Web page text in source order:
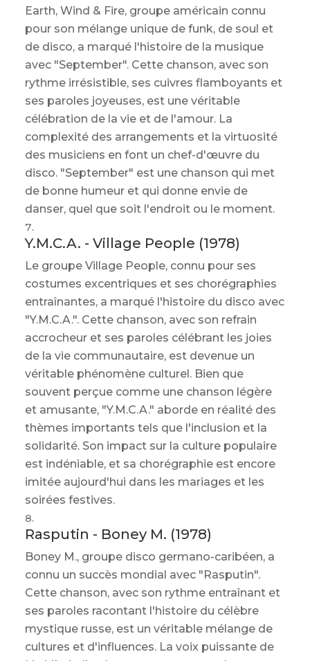
Earth, Wind & Fire, groupe américain connu
pour son mélange unique de funk, de soul et
de disco, a marqué l'histoire de la musique
avec "September". Cette chanson, avec son
rythme irrésistible, ses cuivres flamboyants et
ses paroles joyeuses, est une véritable
célébration de la vie et de l'amour. La
complexité des arrangements et la virtuosité
des musiciens en font un chef-d'œuvre du
disco. "September" est une chanson qui met
de bonne humeur et qui donne envie de
danser, quel que soit l'endroit ou le moment.
Y.M.C.A. - Village People (1978)
Le groupe Village People, connu pour ses
costumes excentriques et ses chorégraphies
entraînantes, a marqué l'histoire du disco avec
"Y.M.C.A.". Cette chanson, avec son refrain
accrocheur et ses paroles célébrant les joies
de la vie communautaire, est devenue un
véritable phénomène culturel. Bien que
souvent perçue comme une chanson légère
et amusante, "Y.M.C.A." aborde en réalité des
thèmes importants tels que l'inclusion et la
solidarité. Son impact sur la culture populaire
est indéniable, et sa chorégraphie est encore
imitée aujourd'hui dans les mariages et les
soirées festives.
Rasputin - Boney M. (1978)
Boney M., groupe disco germano-caribéen, a
connu un succès mondial avec "Rasputin".
Cette chanson, avec son rythme entraînant et
ses paroles racontant l'histoire du célèbre
mystique russe, est un véritable mélange de
cultures et d'influences. La voix puissante de